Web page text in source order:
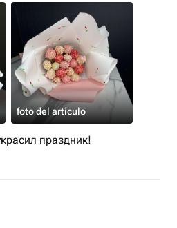
foto del artículo
праздник!